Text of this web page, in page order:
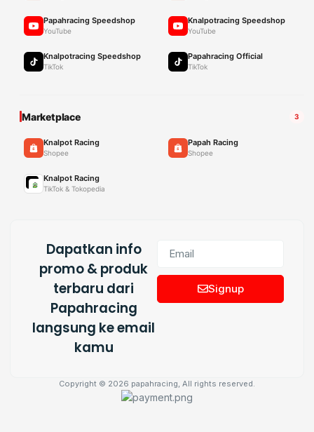
Papahracing Speedshop
YouTube
Knalpotracing Speedshop
YouTube
Knalpotracing Speedshop
TikTok
Papahracing Official
TikTok
Marketplace 3
Knalpot Racing
Shopee
Papah Racing
Shopee
Knalpot Racing
TikTok & Tokopedia
Dapatkan info
promo & produk
terbaru dari
Papahracing
langsung ke email
kamu
Signup
Copyright © 2026 papahracing, All rights reserved.